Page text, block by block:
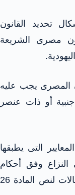
اشكال تحديد القانون
مصرى الشريعة
المصرى يجب عليه
أو ذات عنصر
التى يطبقها
النزاع وفق أحكام
القانون رقم 442 لسنة 1955، وذلك اعمالات لنص المادة 26